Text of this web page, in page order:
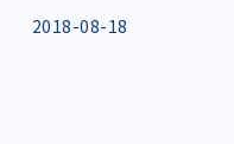
2018-08-18